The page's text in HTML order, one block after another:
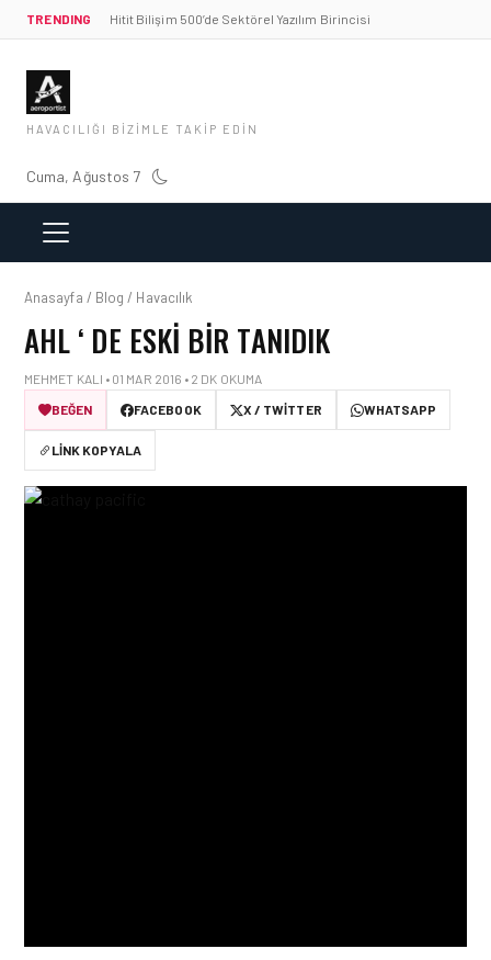
TRENDING Hitit Bilişim 500’de Sektörel Yazılım Birincisi
HAVACILIĞI BIZIMLE TAKIP EDIN
Cuma, Ağustos 7
Anasayfa / Blog / Havacılık
AHL ‘ DE ESKI BIR TANIDIK
MEHMET KALI • 01 MAR 2016 • 2 DK OKUMA
BEĞEN
FACEBOOK X / TWITTER WHATSAPP
LINK KOPYALA